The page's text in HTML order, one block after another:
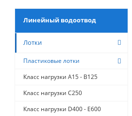
Линейный водоотвод
Лотки
Пластиковые лотки
Класс нагрузки A15 - B125
Класс нагрузки C250
Класс нагрузки D400 - E600